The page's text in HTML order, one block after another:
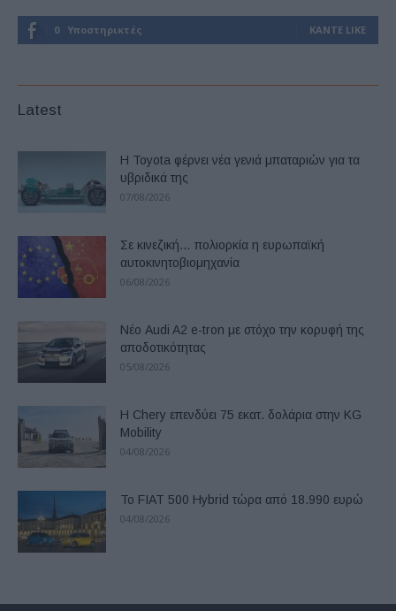
0 Υποστηρικτές ΚΆΝΤΕ LIKE
Latest
Η Toyota φέρνει νέα γενιά μπαταριών για τα
υβριδικά της
07/08/2026
Σε κινεζική… πολιορκία η ευρωπαϊκή
αυτοκινητοβιομηχανία
06/08/2026
Νέο Audi A2 e-tron με στόχο την κορυφή της
αποδοτικότητας
05/08/2026
Η Chery επενδύει 75 εκατ. δολάρια στην KG
Mobility
04/08/2026
Το FIAT 500 Hybrid τώρα από 18.990 ευρώ
04/08/2026